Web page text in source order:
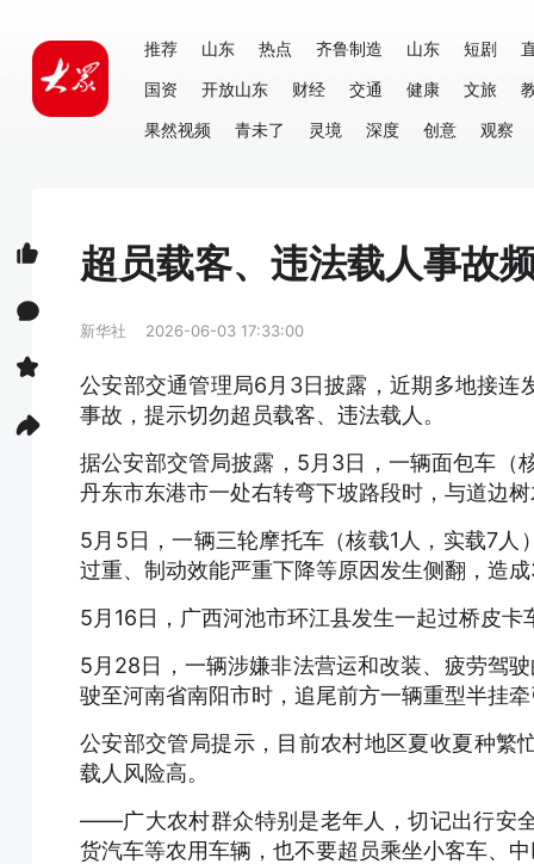
推荐 山东 热点 齐鲁制造 山东 短剧
国资
开放山东 财经 交通 健康 文旅
果然视频
青未了 灵境 深度 创意 观察
超员载客、违法载人事故
新华社 2026-06-03 17:33:00
公安部交通管理局6月3日披露，近期多地接连
事故，提示切勿超员载客、违法载人。
据公安部交管局披露，5月3日，一辆面包车（
丹东市东港市一处右转弯下坡路段时，与道边
5月5日，一辆三轮摩托车（核载1人，实载7
过重、制动效能严重下降等原因发生侧翻，造
5月16日，广西河池市环江县发生一起过桥皮
5月28日，一辆涉嫌非法营运和改装、疲劳驾
驶至河南省南阳市时，追尾前方一辆重型半挂
公安部交管局提示，目前农村地区夏收夏种繁
载人风险高。
——广大农村群众特别是老年人，切记出行安
货汽车等农用车辆，也不要超员乘坐小客车、